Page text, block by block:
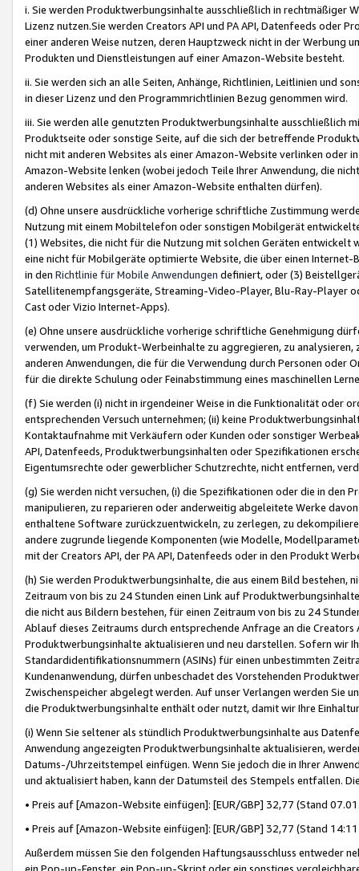
i. Sie werden Produktwerbungsinhalte ausschließlich in rechtmäßiger
Lizenz nutzen.Sie werden Creators API und PA API, Datenfeeds oder
einer anderen Weise nutzen, deren Hauptzweck nicht in der Werbung
Produkten und Dienstleistungen auf einer Amazon-Website besteht.
ii. Sie werden sich an alle Seiten, Anhänge, Richtlinien, Leitlinien und
in dieser Lizenz und den Programmrichtlinien Bezug genommen wird.
iii. Sie werden alle genutzten Produktwerbungsinhalte ausschließlich
Produktseite oder sonstige Seite, auf die sich der betreffende
nicht mit anderen Websites als einer Amazon-Website verlinken oder
Amazon-Website lenken (wobei jedoch Teile Ihrer Anwendung, die
anderen Websites als einer Amazon-Website enthalten dürfen).
(d) Ohne unsere ausdrückliche vorherige schriftliche Zustimmung
Nutzung mit einem Mobiltelefon oder sonstigen Mobilgerät
(1) Websites, die nicht für die Nutzung mit solchen Geräten
eine nicht für Mobilgeräte optimierte Website, die über einen
in den Richtlinie für Mobile Anwendungen definiert, oder (3)
Satellitenempfangsgeräte, Streaming-Video-Player, Blu-Ray-Player
Cast oder Vizio Internet-Apps).
(e) Ohne unsere ausdrückliche vorherige schriftliche Genehmigung
verwenden, um Produkt-Werbeinhalte zu aggregieren, zu
anderen Anwendungen, die für die Verwendung durch Personen
für die direkte Schulung oder Feinabstimmung eines maschinellen
(f) Sie werden (i) nicht in irgendeiner Weise in die Funktionalität oder
entsprechenden Versuch unternehmen; (ii) keine
Kontaktaufnahme mit Verkäufern oder Kunden oder sonstiger
API, Datenfeeds, Produktwerbungsinhalten oder Spezifikationen
Eigentumsrechte oder gewerblicher Schutzrechte, nicht entfernen,
(g) Sie werden nicht versuchen, (i) die Spezifikationen oder die in
manipulieren, zu reparieren oder anderweitig abgeleitete Werke
enthaltene Software zurückzuentwickeln, zu zerlegen, zu
andere zugrunde liegende Komponenten (wie Modelle,
mit der Creators API, der PA API, Datenfeeds oder in den Produkt
(h) Sie werden Produktwerbungsinhalte, die aus einem Bild bestehen,
Zeitraum von bis zu 24 Stunden einen Link auf
die nicht aus Bildern bestehen, für einen Zeitraum von bis zu 24
Ablauf dieses Zeitraums durch entsprechende Anfrage an die
Produktwerbungsinhalte aktualisieren und neu darstellen. Sofern wir
Standardidentifikationsnummern (ASINs) für einen unbestimmten
Kundenanwendung, dürfen unbeschadet des Vorstehenden
Zwischenspeicher abgelegt werden. Auf unser Verlangen werden Sie
die Produktwerbungsinhalte enthält oder nutzt, damit wir Ihre
(i) Wenn Sie seltener als stündlich Produktwerbungsinhalte aus
Anwendung angezeigten Produktwerbungsinhalte aktualisieren,
Datums-/Uhrzeitstempel einfügen. Wenn Sie jedoch die in Ihrer
und aktualisiert haben, kann der Datumsteil des Stempels entfallen.
• Preis auf [Amazon-Website einfügen]: [EUR/GBP] 32,77 (Stand
• Preis auf [Amazon-Website einfügen]: [EUR/GBP] 32,77 (Stand
Außerdem müssen Sie den folgenden Haftungsausschluss entweder
ein Pop-up-Fenster, ein Pop-up-Skript oder ein sonstiges